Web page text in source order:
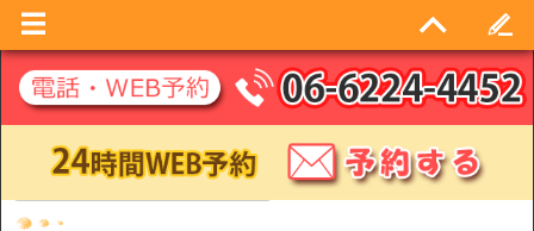
日別アーカイブ: 2025年1月23日